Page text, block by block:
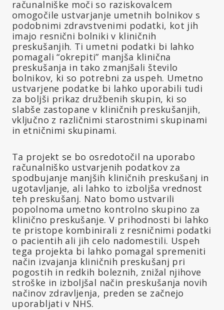
računalniške moči so raziskovalcem
omogočile ustvarjanje umetnih bolnikov s
podobnimi zdravstvenimi podatki, kot jih
imajo resnični bolniki v kliničnih
preskušanjih. Ti umetni podatki bi lahko
pomagali “okrepiti” manjša klinična
preskušanja in tako zmanjšali število
bolnikov, ki so potrebni za uspeh. Umetno
ustvarjene podatke bi lahko uporabili tudi
za boljši prikaz družbenih skupin, ki so
slabše zastopane v kliničnih preskušanjih,
vključno z različnimi starostnimi skupinami
in etničnimi skupinami.
Ta projekt se bo osredotočil na uporabo
računalniško ustvarjenih podatkov za
spodbujanje manjših kliničnih preskušanj in
ugotavljanje, ali lahko to izboljša vrednost
teh preskušanj. Nato bomo ustvarili
popolnoma umetno kontrolno skupino za
klinično preskušanje. V prihodnosti bi lahko
te pristope kombinirali z resničnimi podatki
o pacientih ali jih celo nadomestili. Uspeh
tega projekta bi lahko pomagal spremeniti
način izvajanja kliničnih preskušanj pri
pogostih in redkih boleznih, znižal njihove
stroške in izboljšal način preskušanja novih
načinov zdravljenja, preden se začnejo
uporabljati v NHS.